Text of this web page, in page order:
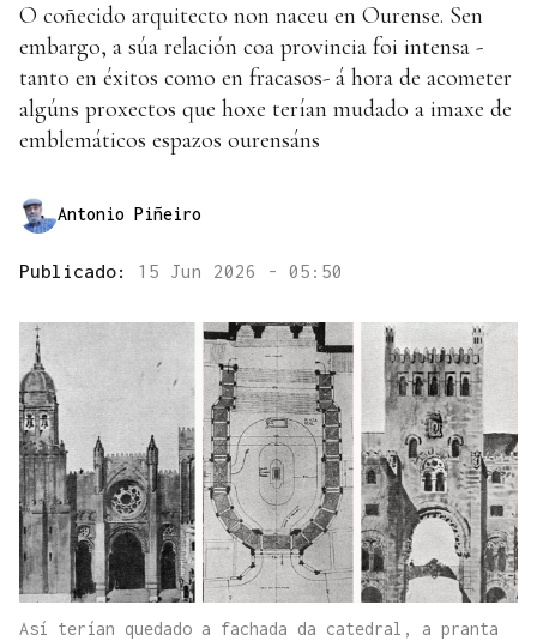
O coñecido arquitecto non naceu en Ourense. Sen
embargo, a súa relación coa provincia foi intensa -
tanto en éxitos como en fracasos- á hora de acometer
algúns proxectos que hoxe terían mudado a imaxe de
emblemáticos espazos ourensáns
Antonio Piñeiro
Publicado: 15 Jun 2026 - 05:50
Así terían quedado a fachada da catedral, a pranta